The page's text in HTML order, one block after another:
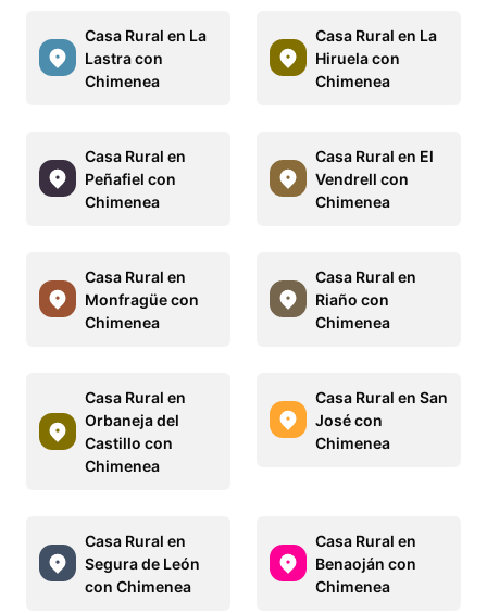
Casa Rural en La
Lastra con
Chimenea
Casa Rural en La
Hiruela con
Chimenea
Casa Rural en
Peñafiel con
Chimenea
Casa Rural en El
Vendrell con
Chimenea
Casa Rural en
Monfragüe con
Chimenea
Casa Rural en
Riaño con
Chimenea
Casa Rural en
Orbaneja del
Castillo con
Chimenea
Casa Rural en San
José con
Chimenea
Casa Rural en
Segura de León
con Chimenea
Casa Rural en
Benaoján con
Chimenea